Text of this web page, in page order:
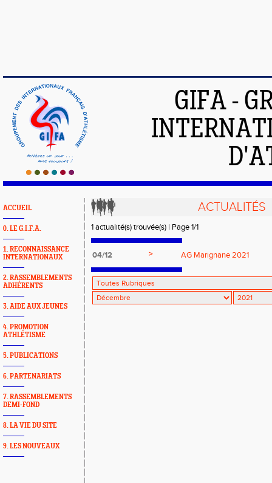
GIFA -
ACCUEIL
0. LE G.I.F.A.
1. RECONNAISSANCE
INTERNATIONAUX
2. RASSEMBLEMENTS
ADHÉRENTS
3. AIDE AUX JEUNES
4. PROMOTION
ATHLÉTISME
5. PUBLICATIONS
6. PARTENARIATS
7. RASSEMBLEMENTS
DEMI-FOND
8. LA VIE DU SITE
9. LES NOUVEAUX
ACTUALITÉS
1 actualité(s) trouvée(s) | Page 1/1
04/12 > AG Marignane 2021